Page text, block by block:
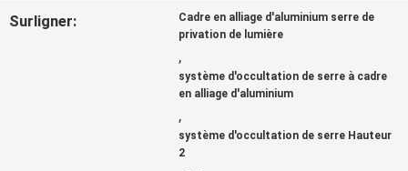
Surligner:
Cadre en alliage d'aluminium serre de
privation de lumière
,
système d'occultation de serre à cadre
en alliage d'aluminium
,
système d'occultation de serre Hauteur
2